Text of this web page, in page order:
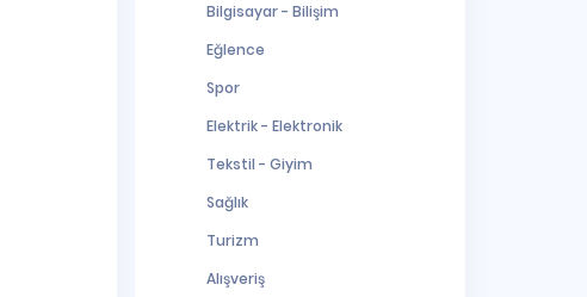
Bilgisayar - Bilişim
Eğlence
Spor
Elektrik - Elektronik
Tekstil - Giyim
Sağlık
Turizm
Alışveriş